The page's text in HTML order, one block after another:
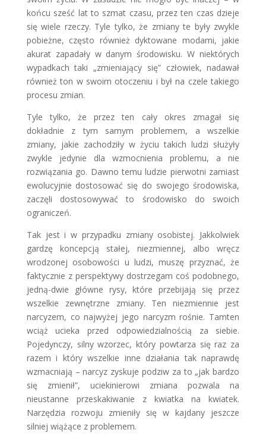
końcu sześć lat to szmat czasu, przez ten czas dzieje
się wiele rzeczy. Tyle tylko, że zmiany te były zwykle
pobieżne, często również dyktowane modami, jakie
akurat zapadały w danym środowisku. W niektórych
wypadkach taki „zmieniający się” człowiek, nadawał
również ton w swoim otoczeniu i był na czele takiego
procesu zmian.
Tyle tylko, że przez ten cały okres zmagał się
dokładnie z tym samym problemem, a wszelkie
zmiany, jakie zachodziły w życiu takich ludzi służyły
zwykle jedynie dla wzmocnienia problemu, a nie
rozwiązania go. Dawno temu ludzie pierwotni zamiast
ewolucyjnie dostosować się do swojego środowiska,
zaczęli dostosowywać to środowisko do swoich
ograniczeń.
Tak jest i w przypadku zmiany osobistej. Jakkolwiek
gardzę koncepcją stałej, niezmiennej, albo wręcz
wrodzonej osobowości u ludzi, muszę przyznać, że
faktycznie z perspektywy dostrzegam coś podobnego,
jedną-dwie główne rysy, które przebijają się przez
wszelkie zewnętrzne zmiany. Ten niezmiennie jest
narcyzem, co najwyżej jego narcyzm rośnie. Tamten
wciąż ucieka przed odpowiedzialnością za siebie.
Pojedynczy, silny wzorzec, który powtarza się raz za
razem i który wszelkie inne działania tak naprawdę
wzmacniają – narcyz zyskuje podziw za to „jak bardzo
się zmienił”, uciekinierowi zmiana pozwala na
nieustanne przeskakiwanie z kwiatka na kwiatek.
Narzędzia rozwoju zmieniły się w kajdany jeszcze
silniej wiążące z problemem.